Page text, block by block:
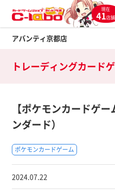
現在
41店舗
アバンティ京都店
Twitter
トレーディングカード
【ポケモンカードゲ
ンダード）
ポケモンカードゲーム
2024.07.22